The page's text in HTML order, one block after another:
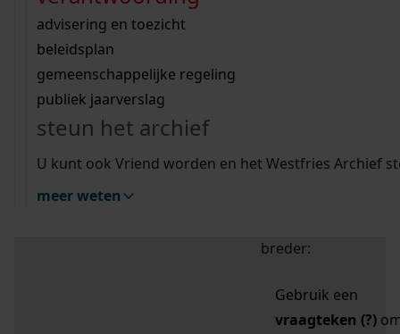
bouwvergunningen
omgevingsvergunningen
vergunningen
beeld en geluid
uitleg nodig?
Wij helpen u op weg met een aantal zoektips.
bekijk alle zoektips
Wij helpen u op weg met een aantal zoektips.
bekijk alle zoektips
bekijk ons geschiedenislokaal
advisering en toezicht
beleidsplan
gemeenschappelijke regeling
publiek jaarverslag
steun het archief
U kunt ook Vriend worden en het Westfries Archief
meer weten
zoektips
Mijn Studiezaal (inloggen)
uw zoekopdracht te
breder:
Gebruik een
vraagteken (?)